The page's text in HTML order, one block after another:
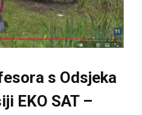
s Odsjeka
EKO SAT –